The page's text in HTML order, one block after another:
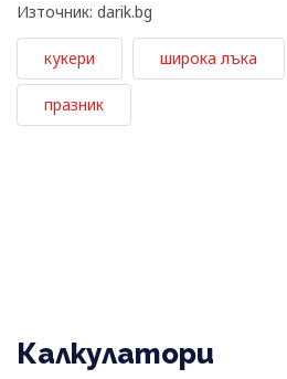
Източник: darik.bg
кукери широка лъка
празник
Калкулатори